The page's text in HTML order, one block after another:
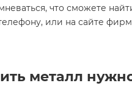
что сможете
или на сайте
металл